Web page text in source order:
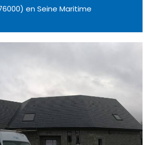
en Seine Maritime